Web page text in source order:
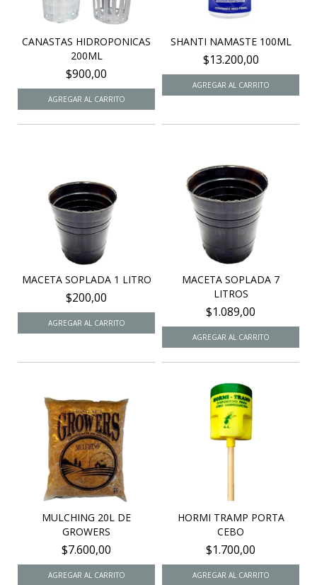
CANASTAS HIDROPONICAS
200ML
$900,00
SHANTI NAMASTE 100ML
$13.200,00
MACETA SOPLADA 1 LITRO
$200,00
MACETA SOPLADA 7
LITROS
$1.089,00
MULCHING 20L DE
GROWERS
$7.600,00
HORMI TRAMP PORTA
CEBO
$1.700,00